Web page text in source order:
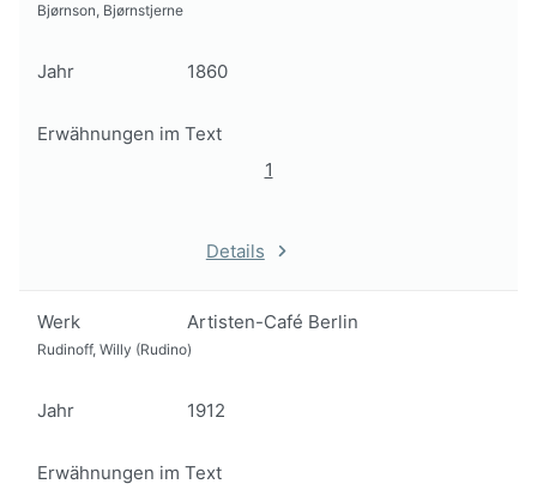
Bjørnson, Bjørnstjerne
Jahr 1860
Erwähnungen im Text
1
Details
Werk Artisten-Café Berlin
Rudinoff, Willy (Rudino)
Jahr 1912
Erwähnungen im Text